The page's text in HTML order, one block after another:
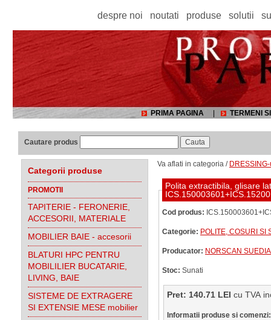
despre noi noutati produse solutii
PRIMA PAGINA TERMENI
Cautare produs
Categorii produse
PROMOTII
TAPITERIE - FERONERIE,
ACCESORII, MATERIALE
MOBILIER BAIE - accesorii
BLATURI HPC PENTRU
MOBILILIER BUCATARIE,
LIVING, BAIE
SISTEME DE EXTRAGERE
SI EXTENSIE MESE mobilier
Va aflati in categoria /
Polita extractibila, glisare
Cod produs:
Categorie: POLITE, COSURI SI
Producator: NORSCAN SUEDIA
Stoc: Sunati
Pret: 140.71 LEI cu
Informatii produse si comenzi: